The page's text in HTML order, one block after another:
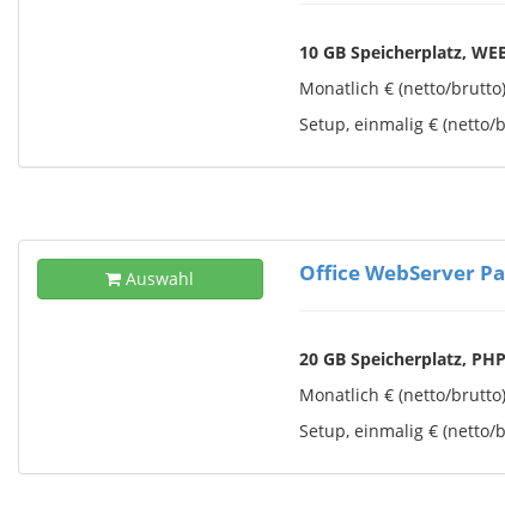
10 GB Speicherplatz,
Monatlich € (netto/
Setup, einmalig € (netto/
Auswahl Office WebServer
20 GB Speicherplatz,
Monatlich € (netto/
Setup, einmalig € (netto/